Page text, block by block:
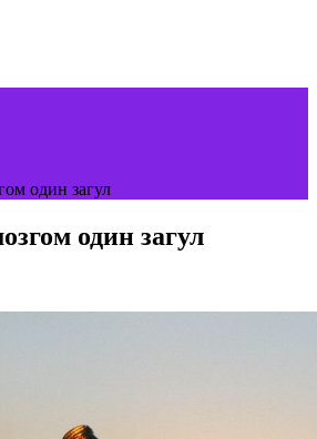
один загул
один загул